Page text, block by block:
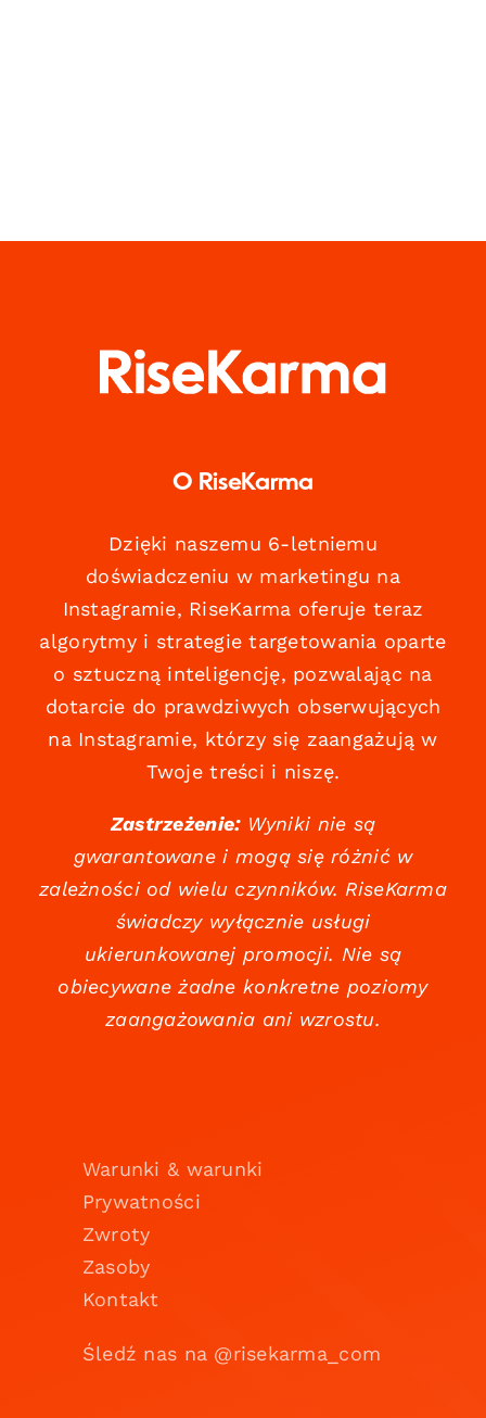
O RiseKarma
Dzięki naszemu 6-letniemu
doświadczeniu w marketingu na
Instagramie, RiseKarma oferuje teraz
algorytmy i strategie targetowania oparte
o sztuczną inteligencję, pozwalając na
dotarcie do prawdziwych obserwujących
na Instagramie, którzy się zaangażują w
Twoje treści i niszę.
Zastrzeżenie:Wyniki nie są
gwarantowane i mogą się różnić w
zależności od wielu czynników. RiseKarma
świadczy wyłącznie usługi
ukierunkowanej promocji. Nie są
obiecywane żadne konkretne poziomy
zaangażowania ani wzrostu.
Warunki & warunki
Prywatności
Zwroty
Zasoby
Kontakt
Śledź nas na @risekarma_com